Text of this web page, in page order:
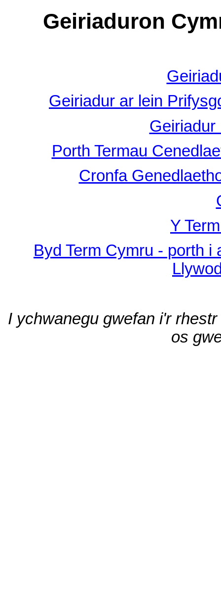
Geiriaduron
Geiriadur ar lein
Geiriadur
Porth Termau
Cronfa
Y
Byd Term Cymru - porth
I ychwanegu gwefan i'r
os